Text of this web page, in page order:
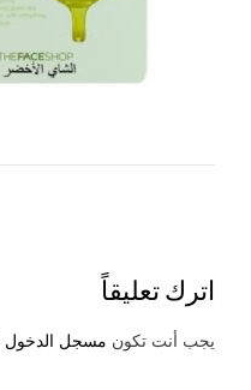
اترك تعليقاً
يجب أنت تكون مسجل الدخول